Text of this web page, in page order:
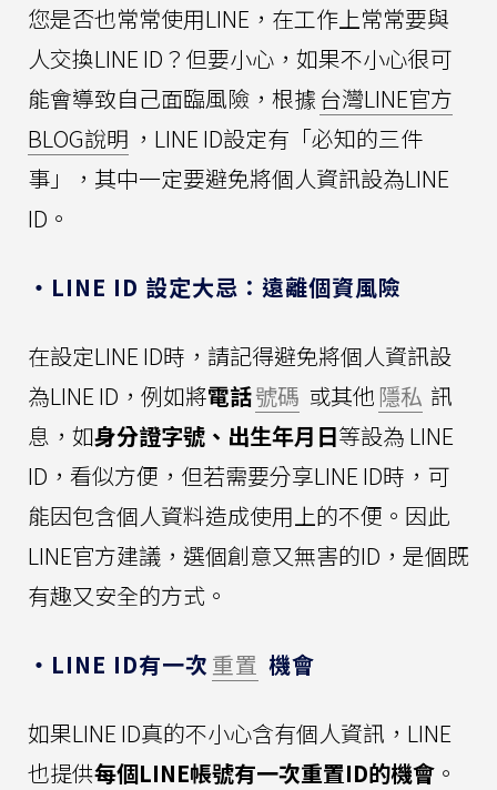
您是否也常常使用LINE，在工作上常常要與
人交換LINE ID？但要小心，如果不小心很可
能會導致自己面臨風險，根據 台灣LINE官方
BLOG說明 ，LINE ID設定有「必知的三件
事」，其中一定要避免將個人資訊設為LINE
ID。
・LINE ID 設定大忌：遠離個資風險
在設定LINE ID時，請記得避免將個人資訊設
為LINE ID，例如將電話號碼 或其他 隱私 訊
息，如身分證字號、出生年月日等設為 LINE
ID，看似方便，但若需要分享LINE ID時，可
能因包含個人資料造成使用上的不便。因此
LINE官方建議，選個創意又無害的ID，是個既
有趣又安全的方式。
・LINE ID有一次 重置 機會
如果LINE ID真的不小心含有個人資訊，LINE
也提供每個LINE帳號有一次重置ID的機會 。